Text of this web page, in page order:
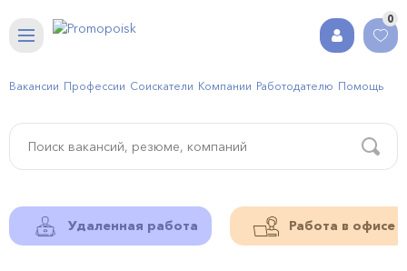
0
Вакансии Профессии Соискатели Компании Работодателю Помощь
Удаленная работа Работа в офисе